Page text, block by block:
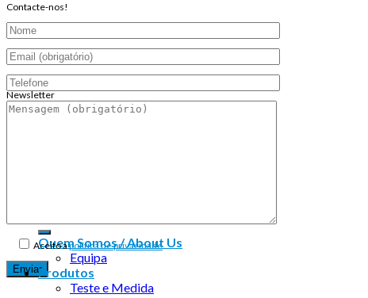
Contacte-nos!
Aceito apolítica de privacidade
Newsletter
Endereço de email:
Quem Somos / About Us
Equipa
Produtos
Teste e Medida